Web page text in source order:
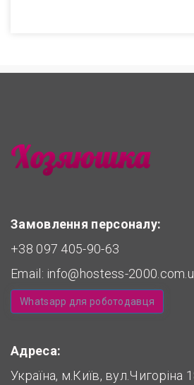
Замовлення персоналу:
+38 097 405-90-63
Email: info@hostess-
Whatsapp для роботодавця
Адреса:
Україна, м.Київ, вул.Чигоріна